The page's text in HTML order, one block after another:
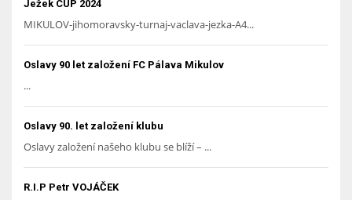
Ježek CUP 2024
MIKULOV-jihomoravsky-turnaj-vaclava-jezka-A4...
Oslavy 90 let založení FC Pálava Mikulov
...
Oslavy 90. let založení klubu
Oslavy založení našeho klubu se blíží – ...
R.I.P Petr VOJÁČEK